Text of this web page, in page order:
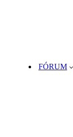
FÓRUM